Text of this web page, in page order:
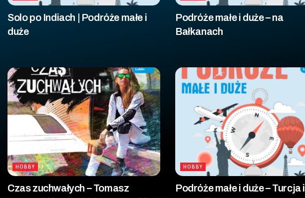
Solo po Indiach | Podróże małe i
duże
Podróże małe i duże – na
Bałkanach
HOBBY
Czas zuchwałych – Tomasz
HOBBY
Podróże małe i duże – Turcja i